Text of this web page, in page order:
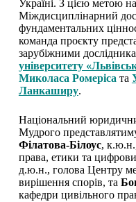
Україні. З цією метою
Міждисциплінарний
фундаментальних
команда проєкту
зарубіжними
університету
Миколаса Ромеріса та
Ланкаширу.
Національний
Мудрого
Філатова-Білоус,
права, етики та
д.ю.н., голова Центру
вирішення спорів, та
кафедри цивільного